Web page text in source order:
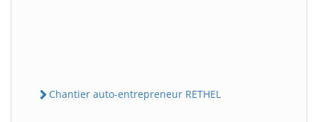
Chantier auto-entrepreneur RETHEL